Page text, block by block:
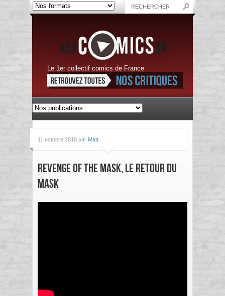
Le 1er collectif comics de France
11 octobre 2018 par Matt
Revenge of The Mask, le retour du
Mask